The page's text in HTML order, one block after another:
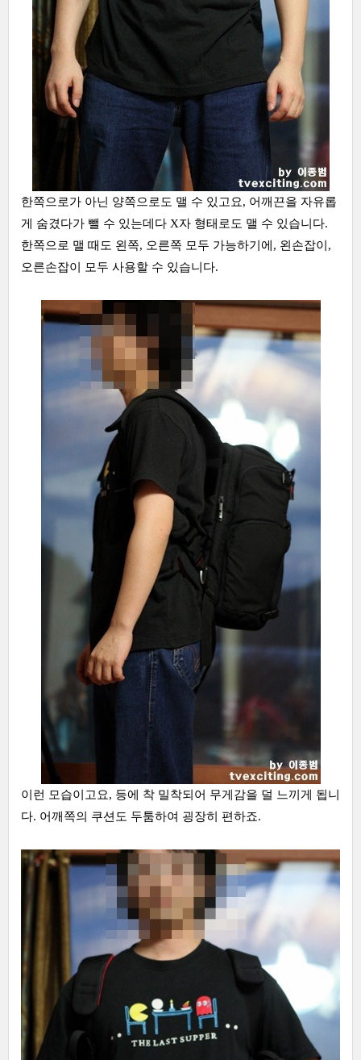
한쪽으로가 아닌 양쪽으로도 맬 수 있고요, 어깨끈을 자유롭
게 숨겼다가 뺄 수 있는데다 X자 형태로도 맬 수 있습니다.
한쪽으로 맬 때도 왼쪽, 오른쪽 모두 가능하기에, 왼손잡이,
오른손잡이 모두 사용할 수 있습니다.
이런 모습이고요, 등에 착 밀착되어 무게감을 덜 느끼게 됩니
다. 어깨쪽의 쿠션도 두툼하여 굉장히 편하죠.